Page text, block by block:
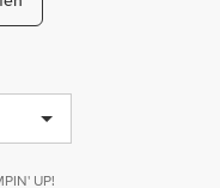
UP!